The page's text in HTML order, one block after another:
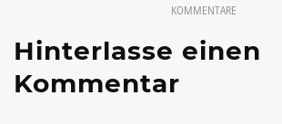
KOMMENTARE
Hinterlasse einen
Kommentar